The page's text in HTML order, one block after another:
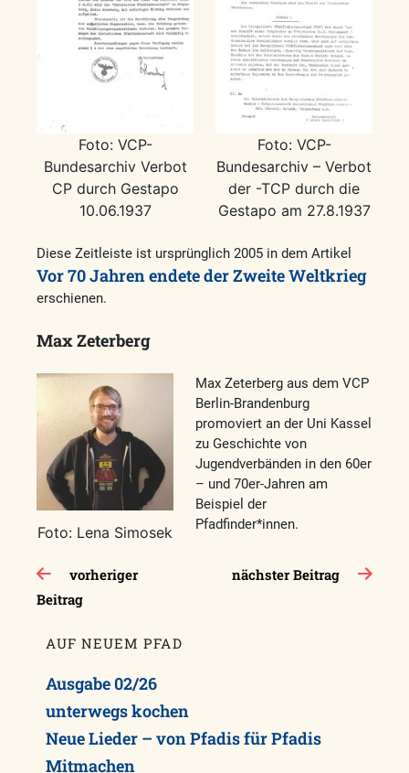
Foto: VCP-
Bundesarchiv Verbot
CP durch Gestapo
10.06.1937
Foto: VCP-
Bundesarchiv – Verbot
der -TCP durch die
Gestapo am 27.8.1937
Diese Zeitleiste ist ursprünglich 2005 in dem Artikel
Vor 70 Jahren endete der Zweite Weltkrieg
erschienen.
Max Zeterberg
Foto: Lena Simosek
Max Zeterberg aus dem VCP
Berlin­-Brandenburg
promoviert an der Uni Kassel
zu Geschichte von
Jugendverbänden in den 60er
– und 70er-Jahren am
Beispiel der
Pfadfinder*innen.
Beitragsnavigation
vorheriger
Beitrag
nächster Beitrag
AUF NEUEM PFAD
Ausgabe 02/26
unterwegs kochen
Neue Lieder – von Pfadis für Pfadis
Mitmachen